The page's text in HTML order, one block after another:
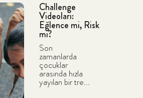
Challenge
Videoları:
Eğlence mi, Risk
mi?
Son
zamanlarda
çocuklar
arasında hızla
yayılan bir tre...